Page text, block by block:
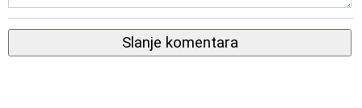
Slanje komentara